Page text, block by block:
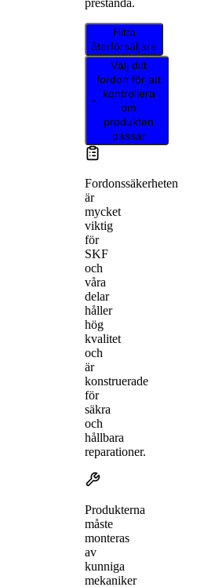
Hitta
återförsäljare
Välj ditt
fordon för att
kontrollera
om
produkten
passar
Fordonssäkerheten
är
mycket
viktig
för
SKF
och
våra
delar
håller
hög
kvalitet
och
är
konstruerade
för
säkra
och
hållbara
reparationer.
Produkterna
måste
monteras
av
kunniga
mekaniker